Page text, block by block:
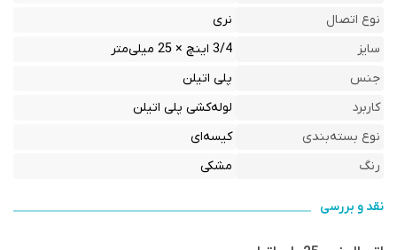
نوع اتصال
نری
سایز
3/4 اینچ × 25 میلی‌متر
جنس
پلی اتیلن
کاربرد
لوله‌کشی پلی اتیلن
نوع بسته‌بندی
کیسه‌ای
رنگ
مشکی
نقد و بررسی